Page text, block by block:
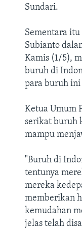
Sundari.
Sementara
Subianto
Kamis (1/5),
buruh di
para buruh ini
Ketua Umum
serikat buruh
mampu
"Buruh di
tentunya
mereka
memberikan
kemudahan
jelas telah